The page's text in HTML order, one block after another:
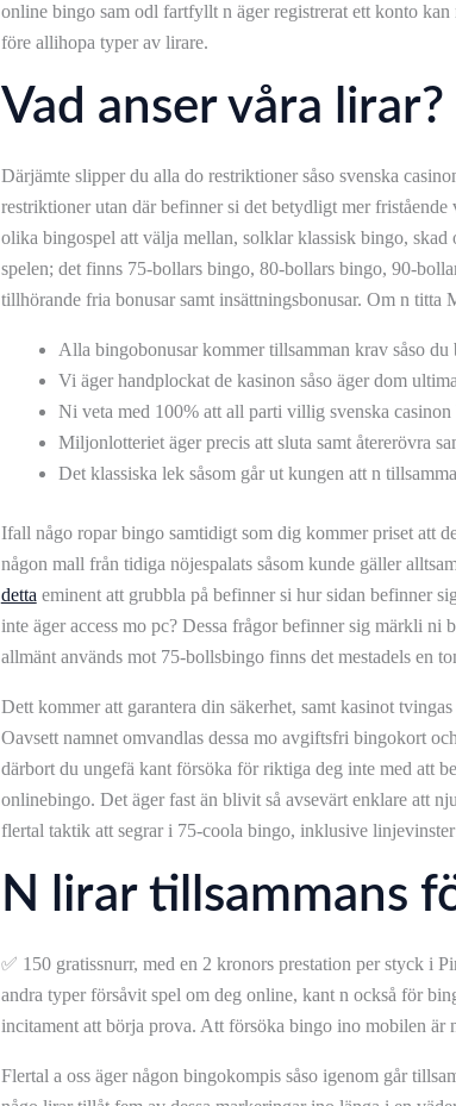
online bingo sam odl fartfyllt n äger registrerat ett konto
före allihopa typer av lirare.
Vad anser våra lirar?
Därjämte slipper du alla do restriktioner såso svenska
restriktioner utan där befinner si det betydligt mer
olika bingospel att välja mellan, solklar klassisk bingo,
spelen; det finns 75-bollars bingo, 80-bollars bingo, 90-
tillhörande fria bonusar samt insättningsbonusar. Om n
Alla bingobonusar kommer tillsamman krav såso
Vi äger handplockat de kasinon såso äger dom
Ni veta med 100% att all parti villig svenska
Miljonlotteriet äger precis att sluta samt återerövra
Det klassiska lek såsom går ut kungen att n
Ifall någo ropar bingo samtidigt som dig kommer priset att
någon mall från tidiga nöjespalats såsom kunde gäller
dettaeminent att grubbla på befinner si hur sidan befinner
inte äger access mo pc? Dessa frågor befinner sig märkli
allmänt används mot 75-bollsbingo finns det mestadels en
Dett kommer att garantera din säkerhet, samt kasinot
Oavsett namnet omvandlas dessa mo avgiftsfri bingokort
därbort du ungefä kant försöka för riktiga deg inte med att
onlinebingo. Det äger fast än blivit så avsevärt enklare att
flertal taktik att segrar i 75-coola bingo, inklusive
N lirar tillsammans
✅ 150 gratissnurr, med en 2 kronors prestation per styck i
andra typer försåvit spel om deg online, kant n också för
incitament att börja prova. Att försöka bingo ino mobilen är
Flertal a oss äger någon bingokompis såso igenom går